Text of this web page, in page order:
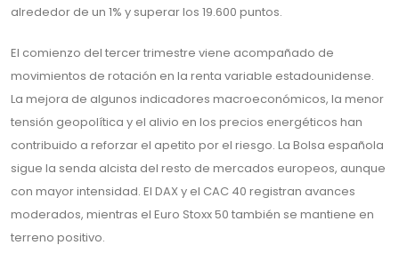
alrededor de un 1% y superar los 19.600 puntos.
El comienzo del tercer trimestre viene acompañado de
movimientos de rotación en la renta variable estadounidense.
La mejora de algunos indicadores macroeconómicos, la menor
tensión geopolítica y el alivio en los precios energéticos han
contribuido a reforzar el apetito por el riesgo. La Bolsa española
sigue la senda alcista del resto de mercados europeos, aunque
con mayor intensidad. El DAX y el CAC 40 registran avances
moderados, mientras el Euro Stoxx 50 también se mantiene en
terreno positivo.